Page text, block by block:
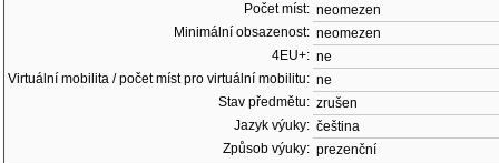
Počet míst: neomezen
Minimální obsazenost: neomezen
4EU+: ne
Virtuální mobilita / počet míst pro virtuální mobilitu: ne
Stav předmětu: zrušen
Jazyk výuky: čeština
Způsob výuky: prezenční